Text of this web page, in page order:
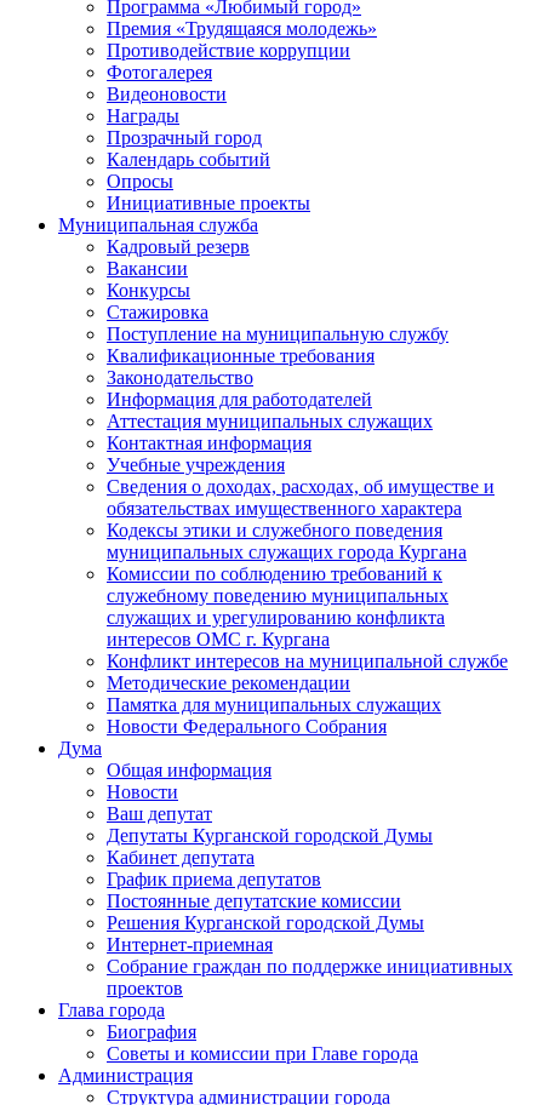
Программа «Любимый город»
Премия «Трудящаяся молодежь»
Противодействие коррупции
Фотогалерея
Видеоновости
Награды
Прозрачный город
Календарь событий
Опросы
Инициативные проекты
Муниципальная служба
Кадровый резерв
Вакансии
Конкурсы
Стажировка
Поступление на муниципальную службу
Квалификационные требования
Законодательство
Информация для работодателей
Аттестация муниципальных служащих
Контактная информация
Учебные учреждения
Сведения о доходах, расходах, об имуществе и
обязательствах имущественного характера
Кодексы этики и служебного поведения
муниципальных служащих города Кургана
Комиссии по соблюдению требований к
служебному поведению муниципальных
служащих и урегулированию конфликта
интересов ОМС г. Кургана
Конфликт интересов на муниципальной службе
Методические рекомендации
Памятка для муниципальных служащих
Новости Федерального Cобрания
Дума
Общая информация
Новости
Ваш депутат
Депутаты Курганской городской Думы
Кабинет депутата
График приема депутатов
Постоянные депутатские комиссии
Решения Курганской городской Думы
Интернет-приемная
Собрание граждан по поддержке инициативных
проектов
Глава города
Биография
Советы и комиссии при Главе города
Администрация
Структура администрации города